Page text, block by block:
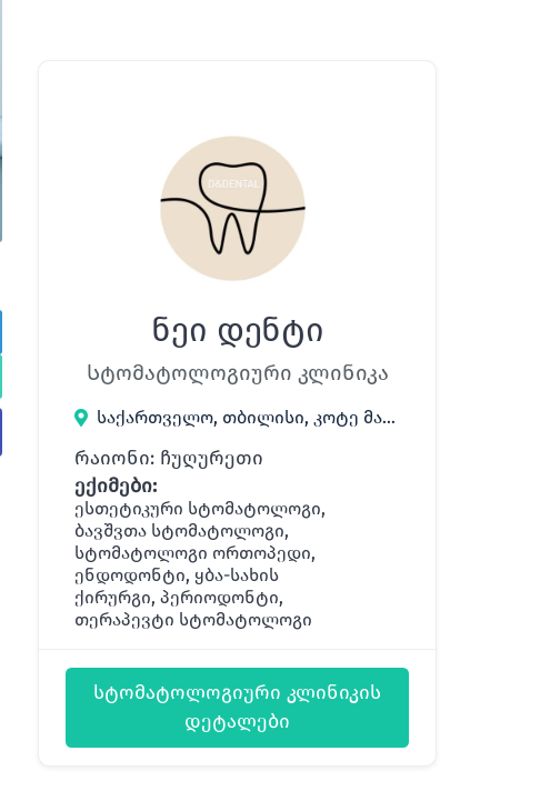
ნეი დენტი
Სტომატოლოგიური კლინიკა
საქართველო, თბილისი, კოტე მარჯანიშვილის მოედანი 53
რაიონი: ჩუღურეთი
ექიმები:
ესთეტიკური სტომატოლოგი,
ბავშვთა სტომატოლოგი,
სტომატოლოგი ორთოპედი,
ენდოდონტი, ყბა-სახის
ქირურგი, პერიოდონტი,
თერაპევტი სტომატოლოგი
სტომატოლოგიური კლინიკის
დეტალები